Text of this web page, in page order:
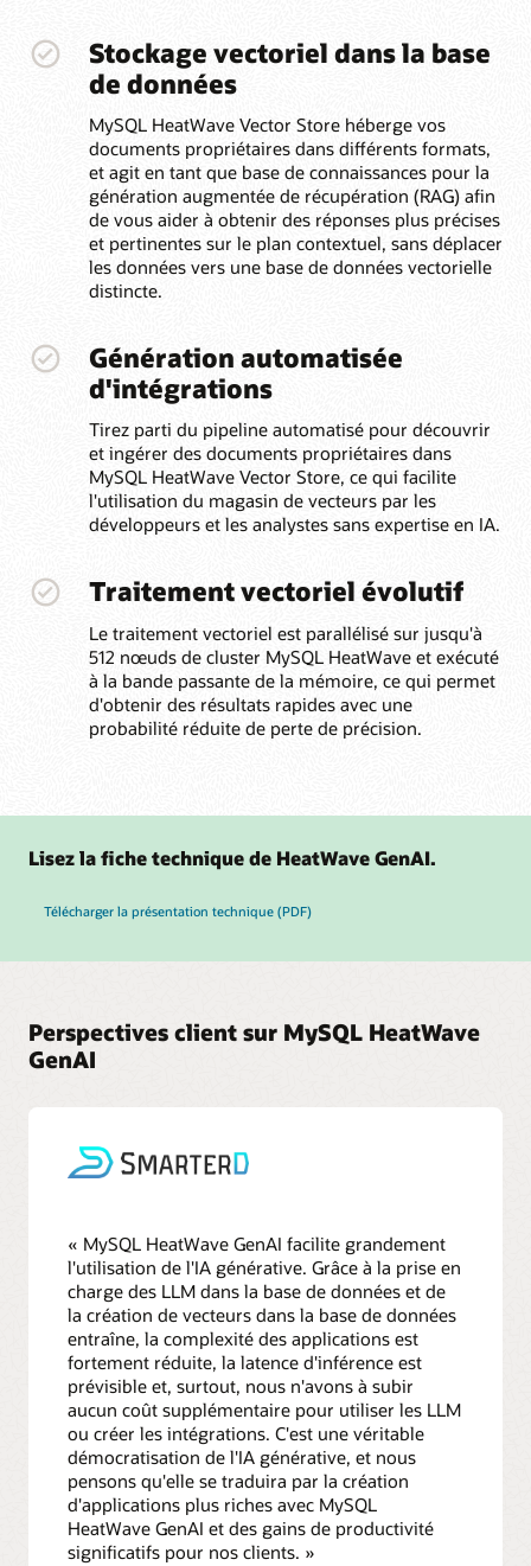
Stockage vectoriel dans la base
de données
MySQL HeatWave Vector Store héberge vos
documents propriétaires dans différents formats,
et agit en tant que base de connaissances pour la
génération augmentée de récupération (RAG) afin
de vous aider à obtenir des réponses plus précises
et pertinentes sur le plan contextuel, sans déplacer
les données vers une base de données vectorielle
distincte.
Génération automatisée
d'intégrations
Tirez parti du pipeline automatisé pour découvrir
et ingérer des documents propriétaires dans
MySQL HeatWave Vector Store, ce qui facilite
l'utilisation du magasin de vecteurs par les
développeurs et les analystes sans expertise en IA.
Traitement vectoriel évolutif
Le traitement vectoriel est parallélisé sur jusqu'à
512 nœuds de cluster MySQL HeatWave et exécuté
à la bande passante de la mémoire, ce qui permet
d'obtenir des résultats rapides avec une
probabilité réduite de perte de précision.
Lisez la fiche technique de HeatWave GenAI.
Télécharger la présentation technique (PDF)
Perspectives client sur MySQL HeatWave
GenAI
« MySQL HeatWave GenAI facilite grandement
l'utilisation de l'IA générative. Grâce à la prise en
charge des LLM dans la base de données et de
la création de vecteurs dans la base de données
entraîne, la complexité des applications est
fortement réduite, la latence d'inférence est
prévisible et, surtout, nous n'avons à subir
aucun coût supplémentaire pour utiliser les LLM
ou créer les intégrations. C'est une véritable
démocratisation de l'IA générative, et nous
pensons qu'elle se traduira par la création
d'applications plus riches avec MySQL
HeatWave GenAI et des gains de productivité
significatifs pour nos clients. »